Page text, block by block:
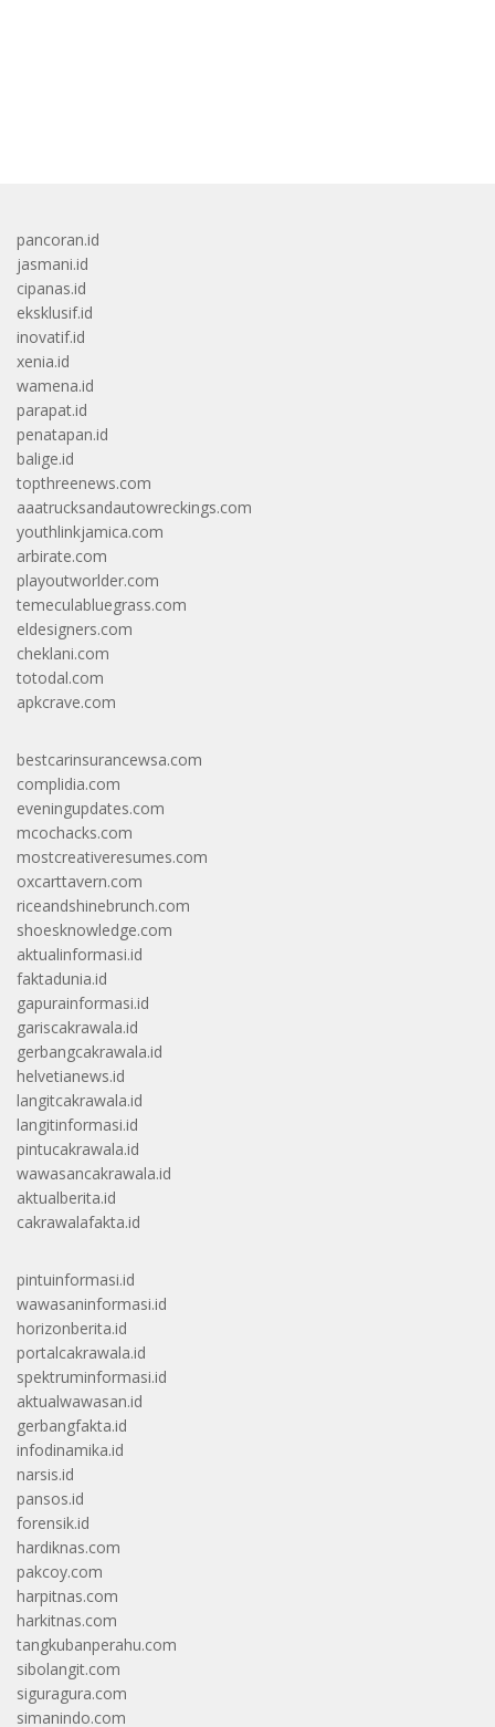
pancoran.id
jasmani.id
cipanas.id
eksklusif.id
inovatif.id
xenia.id
wamena.id
parapat.id
penatapan.id
balige.id
topthreenews.com
aaatrucksandautowreckings.com
youthlinkjamica.com
arbirate.com
playoutworlder.com
temeculabluegrass.com
eldesigners.com
cheklani.com
totodal.com
apkcrave.com
bestcarinsurancewsa.com
complidia.com
eveningupdates.com
mcochacks.com
mostcreativeresumes.com
oxcarttavern.com
riceandshinebrunch.com
shoesknowledge.com
aktualinformasi.id
faktadunia.id
gapurainformasi.id
gariscakrawala.id
gerbangcakrawala.id
helvetianews.id
langitcakrawala.id
langitinformasi.id
pintucakrawala.id
wawasancakrawala.id
aktualberita.id
cakrawalafakta.id
pintuinformasi.id
wawasaninformasi.id
horizonberita.id
portalcakrawala.id
spektruminformasi.id
aktualwawasan.id
gerbangfakta.id
infodinamika.id
narsis.id
pansos.id
forensik.id
hardiknas.com
pakcoy.com
harpitnas.com
harkitnas.com
tangkubanperahu.com
sibolangit.com
siguragura.com
simanindo.com